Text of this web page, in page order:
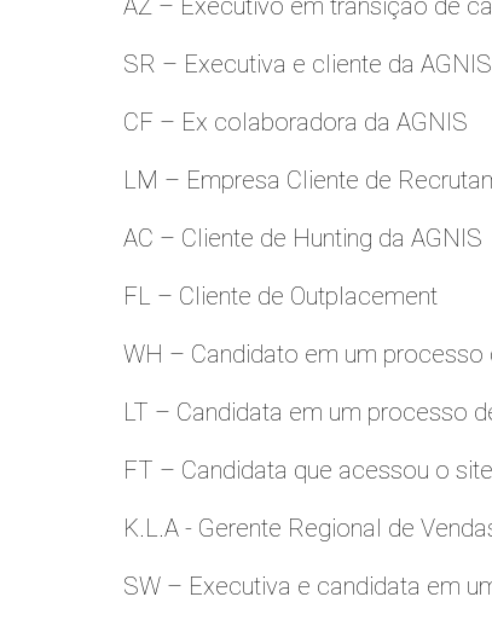
AZ – Executivo em transição de
SR – Executiva e cliente da AGNIS
CF – Ex colaboradora da AGNIS
LM – Empresa Cliente de
AC – Cliente de Hunting da AGNIS
FL – Cliente de Outplacement
WH – Candidato em um
LT – Candidata em um processo
FT – Candidata que acessou o
K.L.A - Gerente Regional de
SW – Executiva e candidata em